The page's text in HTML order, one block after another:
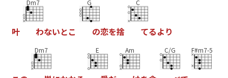
叶
Dm7
わないとこ
G
の恋を捨
C
てるよ り
Dm7 E Am C/G F#m7-5